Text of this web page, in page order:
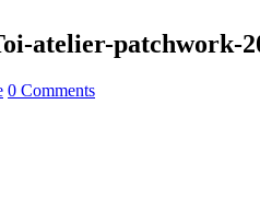
atelier-patchwork-
0 Comments